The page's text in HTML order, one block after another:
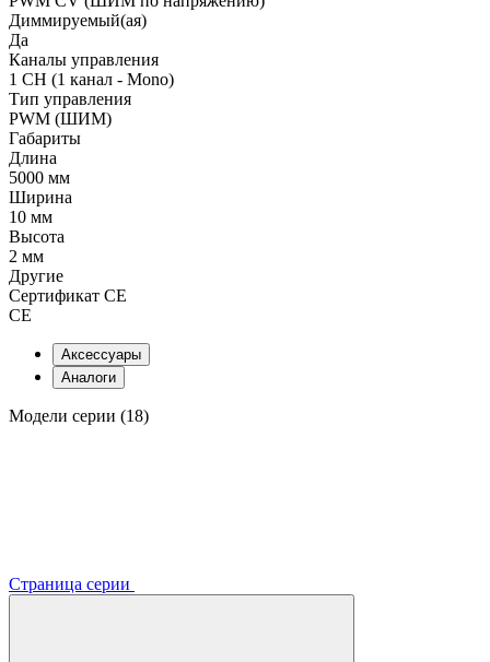
Диммируемый(ая)
Да
Каналы управления
1 CH (1 канал - Mono)
Тип управления
PWM (ШИМ)
Габариты
Длина
5000 мм
Ширина
10 мм
Высота
2 мм
Другие
Сертификат CE
CE
Аксессуары
Аналоги
Модели серии (18)
Страница серии